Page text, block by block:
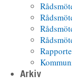
Arkiv